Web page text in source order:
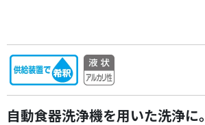
自動食器洗浄機を用いた洗浄に。